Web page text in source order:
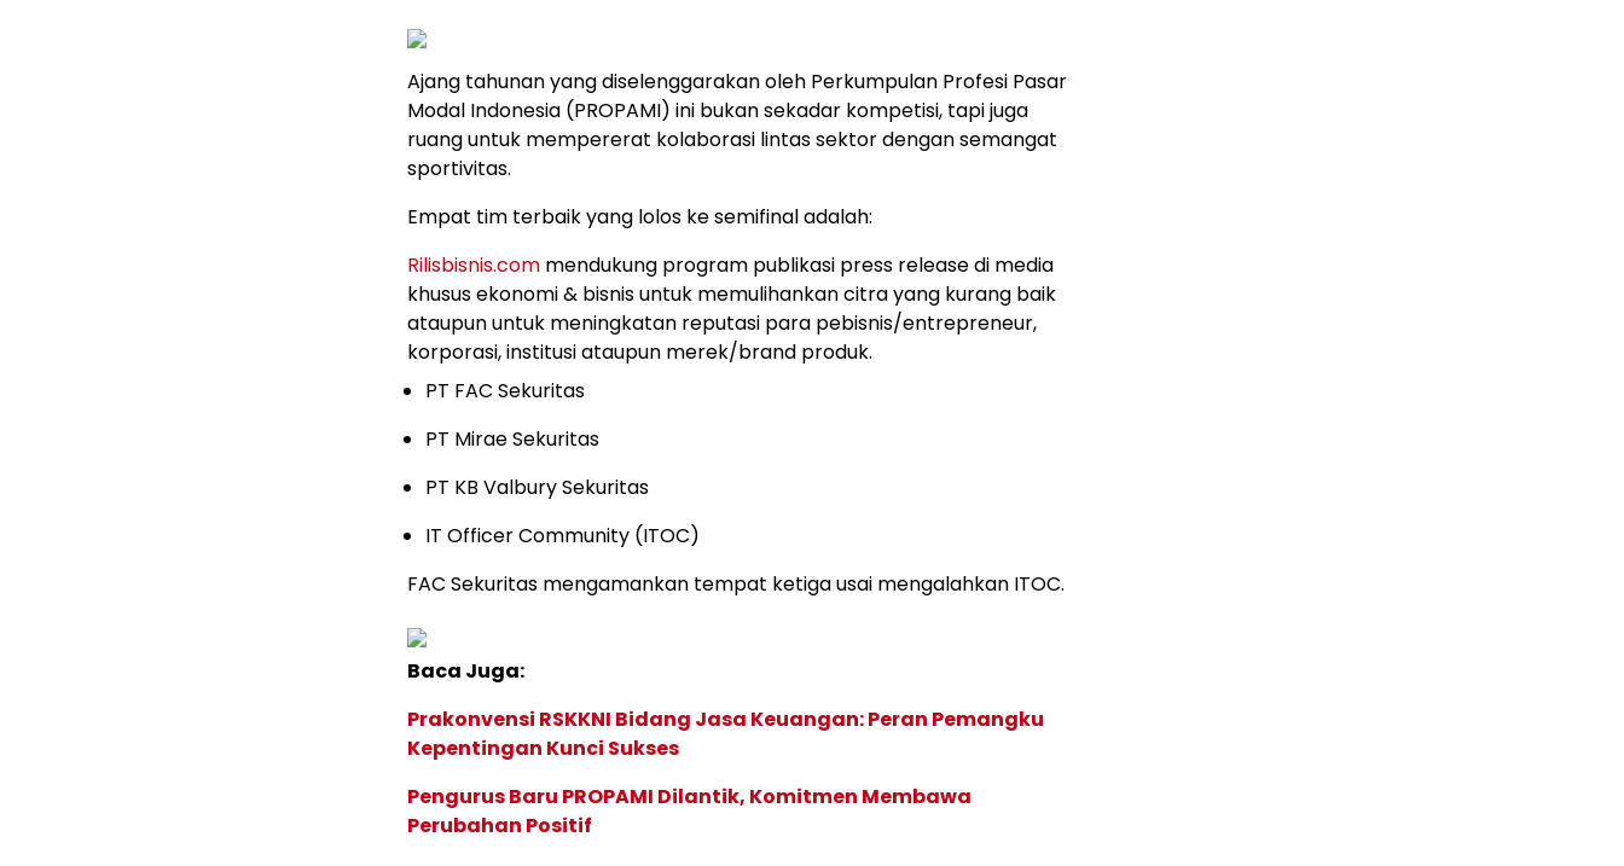
Ajang tahunan yang diselenggarakan oleh Perkumpulan Profesi Pasar
Modal Indonesia (PROPAMI) ini bukan sekadar kompetisi, tapi juga
ruang untuk mempererat kolaborasi lintas sektor dengan semangat
sportivitas.
Empat tim terbaik yang lolos ke semifinal adalah:
Rilisbisnis.com mendukung program publikasi press release di media
khusus ekonomi & bisnis untuk memulihankan citra yang kurang baik
ataupun untuk meningkatan reputasi para pebisnis/entrepreneur,
korporasi, institusi ataupun merek/brand produk.
PT FAC Sekuritas
PT Mirae Sekuritas
PT KB Valbury Sekuritas
IT Officer Community (ITOC)
FAC Sekuritas mengamankan tempat ketiga usai mengalahkan ITOC.
Baca Juga:
Prakonvensi RSKKNI Bidang Jasa Keuangan: Peran Pemangku
Kepentingan Kunci Sukses
Pengurus Baru PROPAMI Dilantik, Komitmen Membawa
Perubahan Positif